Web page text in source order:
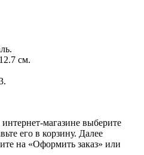
см.
магазине выберите
его в корзину. Далее
на «Оформить заказ» или